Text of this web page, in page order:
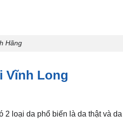
Hãng
Vĩnh Long
2 loại da phổ biến là da thật và